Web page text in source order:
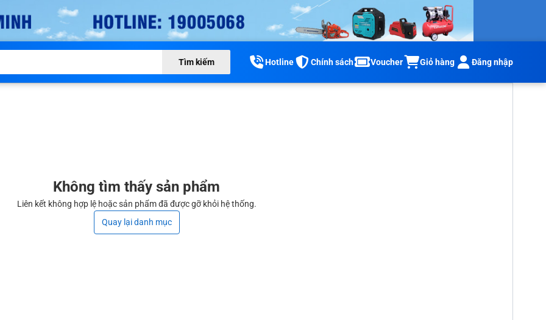
Tìm kiếm Hotline Chính sách Voucher Giỏ hàng Đăng nhập
Không tìm thấy sản phẩm
Liên kết không hợp lệ hoặc sản phẩm đã được gỡ khỏi hệ thống.
Quay lại danh mục